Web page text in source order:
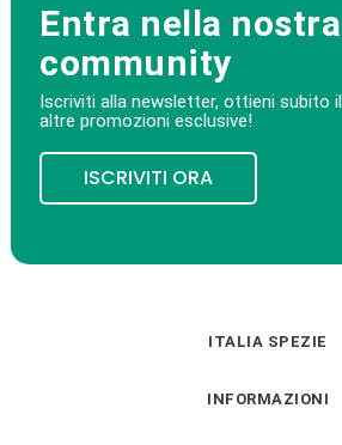
Entra nella nostra
community
Iscriviti alla newsletter, ottieni subito il
altre promozioni esclusive!
ISCRIVITI ORA
ITALIA SPEZIE
INFORMAZIONI